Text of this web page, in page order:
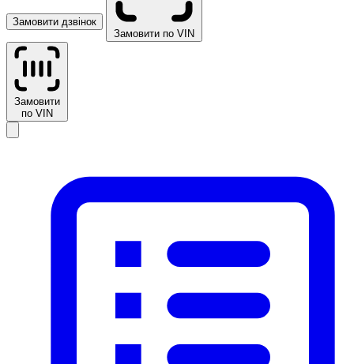
Замовити дзвінок
Замовити по VIN
Замовити
по VIN